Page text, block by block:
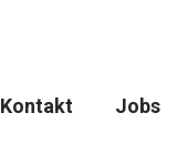
Kontakt Jobs